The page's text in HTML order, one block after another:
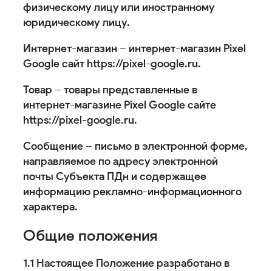
физическому лицу или иностранному
юридическому лицу.
Интернет-магазин – интернет-магазин Pixel
Google сайт https://pixel-google.ru.
Товар – товары представленные в
интернет-магазине Pixel Google сайте
https://pixel-google.ru.
Сообщение – письмо в электронной форме,
направляемое по адресу электронной
почты Субъекта ПДн и содержащее
информацию рекламно-информационного
характера.
Общие положения
1.1 Настоящее Положение разработано в